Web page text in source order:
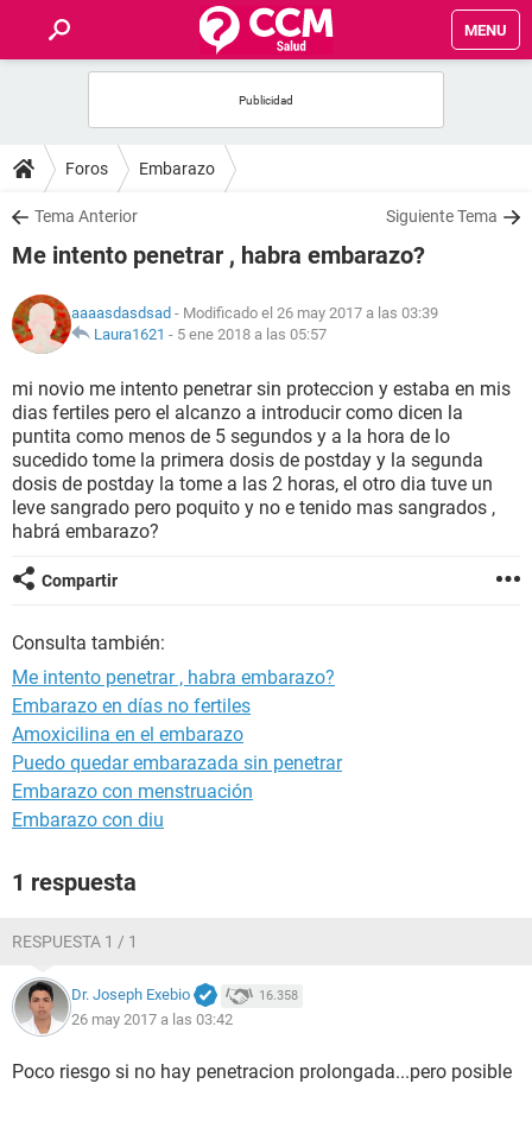
MENU
FOROS
SALUD
NUTRICIÓN
BIENESTAR
SEXUALIDAD
GLOSARIO
Foros Embarazo
Tema Anterior Siguiente Tema
Me intento penetrar , habra embarazo?
aaaasdasdsad - Modificado el 26 may 2017 a las 03:39
Laura1621 - 5 ene 2018 a las 05:57
mi novio me intento penetrar sin proteccion y estaba en mis
dias fertiles pero el alcanzo a introducir como dicen la
puntita como menos de 5 segundos y a la hora de lo
sucedido tome la primera dosis de postday y la segunda
dosis de postday la tome a las 2 horas, el otro dia tuve un
leve sangrado pero poquito y no e tenido mas sangrados ,
habrá embarazo?
Compartir
Consulta también:
Me intento penetrar , habra embarazo?
Embarazo en días no fertiles
Amoxicilina en el embarazo
Puedo quedar embarazada sin penetrar
Embarazo con menstruación
Embarazo con diu
1 respuesta
RESPUESTA 1 / 1
Dr. Joseph Exebio 16.358
26 may 2017 a las 03:42
Poco riesgo si no hay penetracion prolongada...pero posible